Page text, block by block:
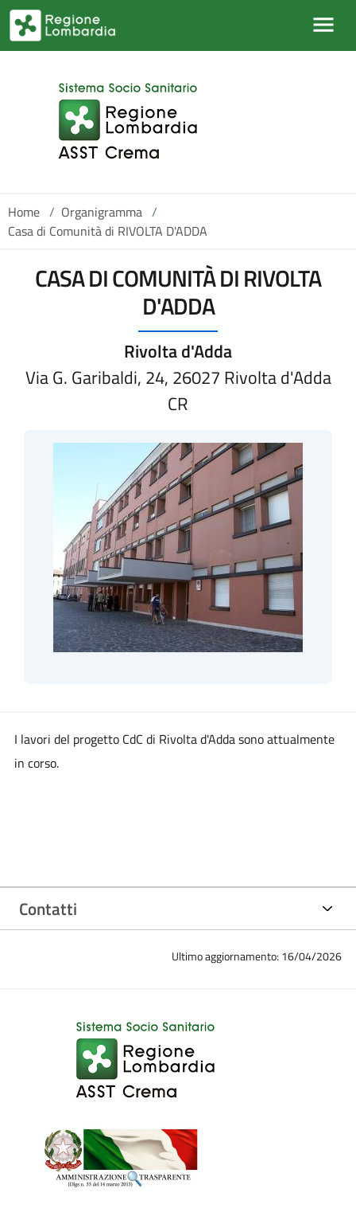
Salta al contenuto principale
Home / Organigramma /
Casa di Comunità di RIVOLTA D'ADDA
CASA DI COMUNITÀ DI RIVOLTA
D'ADDA
Rivolta d'Adda
Via G. Garibaldi, 24, 26027 Rivolta d'Adda
CR
I lavori del progetto CdC di Rivolta d'Adda sono attualmente
in corso.
Contatti
Ultimo aggiornamento: 16/04/2026